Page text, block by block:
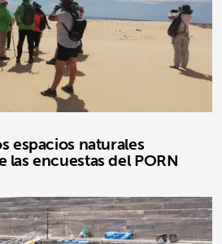
espacios naturales
las encuestas del PORN